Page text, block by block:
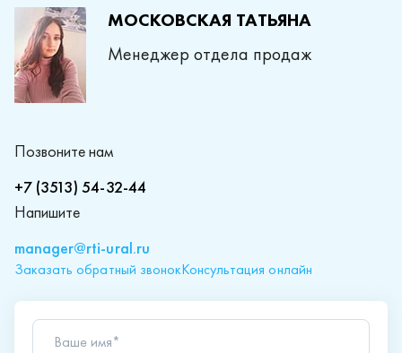
МОСКОВСКАЯ ТАТЬЯНА
Менеджер отдела продаж
Позвоните нам
+7 (3513) 54-32-44
Напишите
manager@rti-ural.ru
Заказать обратный звонокКонсультация онлайн
Ваше имя*